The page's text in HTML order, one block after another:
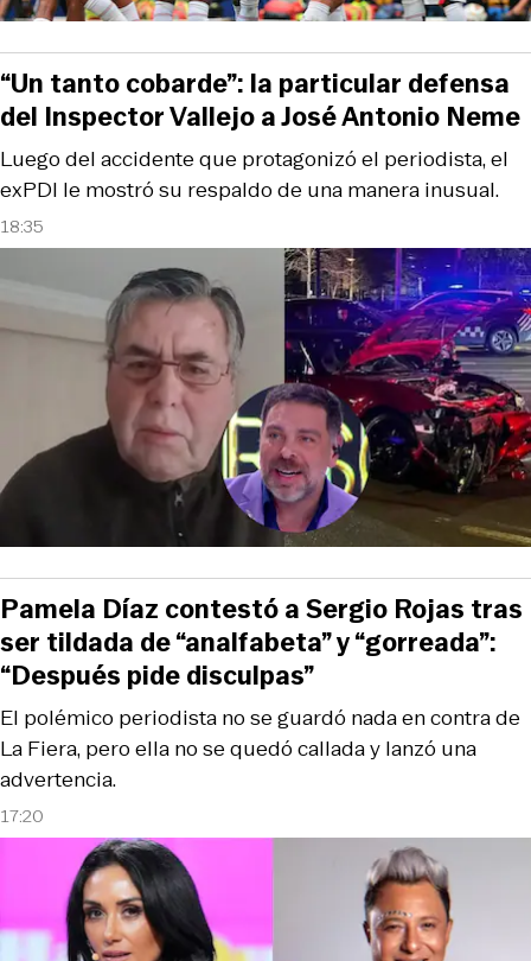
18:35
Luego del accidente que protagonizó el periodista, el
exPDI le mostró su respaldo de una manera inusual.
“Un tanto cobarde”: la particular defensa
del Inspector Vallejo a José Antonio Neme
17:20
El polémico periodista no se guardó nada en contra de
La Fiera, pero ella no se quedó callada y lanzó una
advertencia.
Pamela Díaz contestó a Sergio Rojas tras
ser tildada de “analfabeta” y “gorreada”:
“Después pide disculpas”